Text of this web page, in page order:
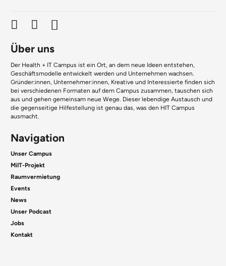
Über uns
Der Health + IT Campus ist ein Ort, an dem neue Ideen entstehen,
Geschäftsmodelle entwickelt werden und Unternehmen wachsen.
Gründer:innen, Unternehmer:innen, Kreative und Interessierte finden sich
bei verschiedenen Formaten auf dem Campus zusammen, tauschen sich
aus und gehen gemeinsam neue Wege. Dieser lebendige Austausch und
die gegenseitige Hilfestellung ist genau das, was den HIT Campus
ausmacht.
Navigation
Unser Campus
MiIT-Projekt
Raumvermietung
Events
News
Unser Podcast
Jobs
Kontakt